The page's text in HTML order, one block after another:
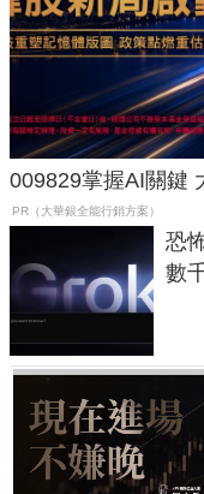
009829掌握AI關鍵
PR（大華銀全能行銷方案）
恐
數